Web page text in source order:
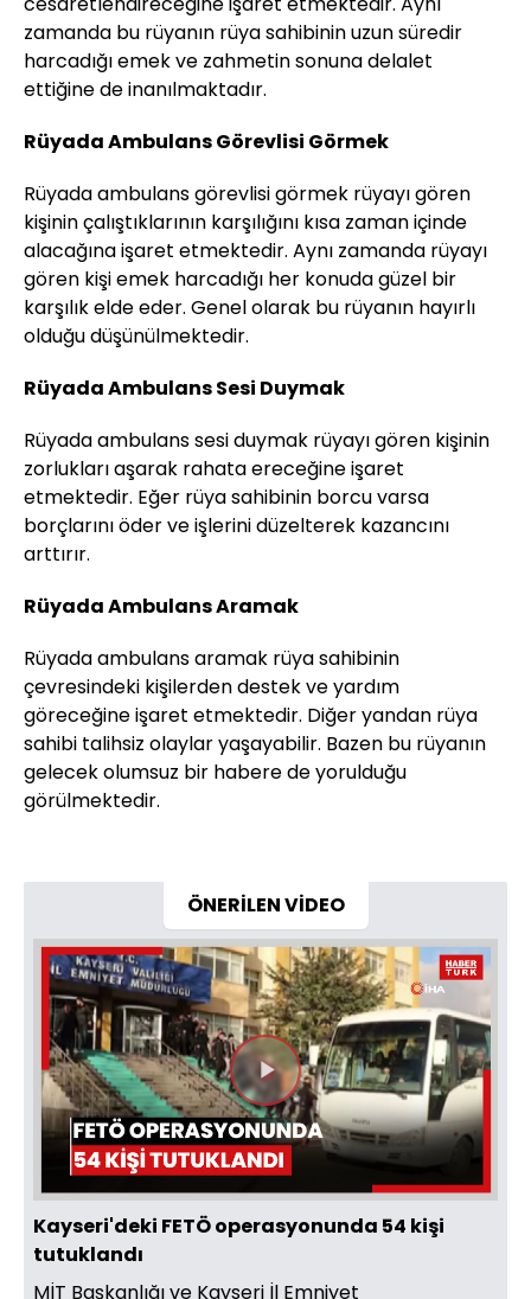
zamanda bu rüyanın rüya sahibinin uzun süredir
harcadığı emek ve zahmetin sonuna delalet
ettiğine de inanılmaktadır.
Rüyada Ambulans Görevlisi Görmek
Rüyada ambulans görevlisi görmek rüyayı gören
kişinin çalıştıklarının karşılığını kısa zaman içinde
alacağına işaret etmektedir. Aynı zamanda rüyayı
gören kişi emek harcadığı her konuda güzel bir
karşılık elde eder. Genel olarak bu rüyanın hayırlı
olduğu düşünülmektedir.
Rüyada Ambulans Sesi Duymak
Rüyada ambulans sesi duymak rüyayı gören kişinin
zorlukları aşarak rahata ereceğine işaret
etmektedir. Eğer rüya sahibinin borcu varsa
borçlarını öder ve işlerini düzelterek kazancını
arttırır.
Rüyada Ambulans Aramak
Rüyada ambulans aramak rüya sahibinin
çevresindeki kişilerden destek ve yardım
göreceğine işaret etmektedir. Diğer yandan rüya
sahibi talihsiz olaylar yaşayabilir. Bazen bu rüyanın
gelecek olumsuz bir habere de yorulduğu
görülmektedir.
ÖNERİLEN VİDEO
Videoyu
Oynat
Kayseri'deki FETÖ operasyonunda 54 kişi
tutuklandı
MİT Başkanlığı ve Kayseri İl Emniyet